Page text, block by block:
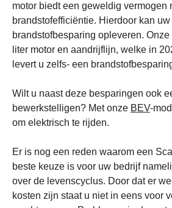
motor biedt een geweldig vermogen
brandstofefficiëntie. Hierdoor kan
brandstofbesparing opleveren.
liter motor en aandrijflijn, welke in
levert u zelfs- een
Wilt u naast deze besparingen ook
bewerkstelligen? Met onze BEV-
om elektrisch te rijden.
Er is nog een reden waarom een
beste keuze is voor uw bedrijf
over de levenscyclus. Door dat er
kosten zijn staat u niet in eens voor